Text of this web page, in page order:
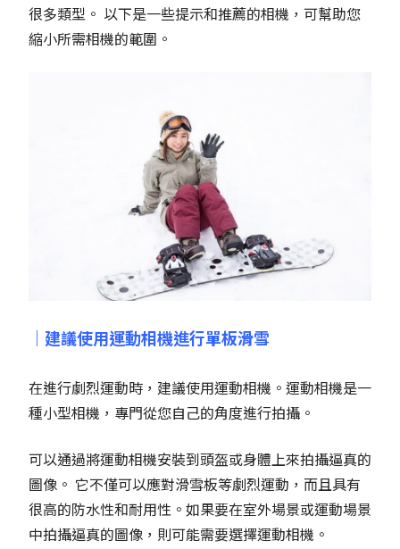
很多類型。 以下是一些提示和推薦的相機，可幫助您
縮小所需相機的範圍。
｜建議使用運動相機進行單板滑雪
在進行劇烈運動時，建議使用運動相機。運動相機是一
種小型相機，專門從您自己的角度進行拍攝。
可以通過將運動相機安裝到頭盔或身體上來拍攝逼真的
圖像。 它不僅可以應對滑雪板等劇烈運動，而且具有
很高的防水性和耐用性。如果要在室外場景或運動場景
中拍攝逼真的圖像，則可能需要選擇運動相機。